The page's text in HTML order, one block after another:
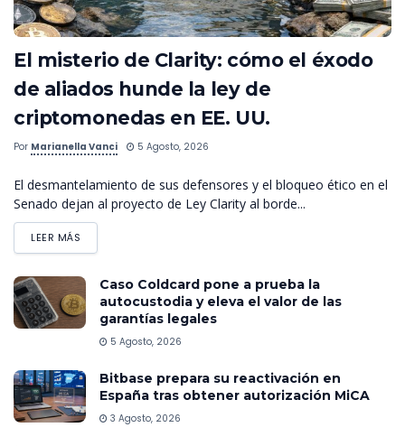
El misterio de Clarity: cómo el éxodo
de aliados hunde la ley de
criptomonedas en EE. UU.
Por Marianella Vanci 5 Agosto, 2026
El desmantelamiento de sus defensores y el bloqueo ético en el
Senado dejan al proyecto de Ley Clarity al borde...
LEER MÁS
Caso Coldcard pone a prueba la
autocustodia y eleva el valor de las
garantías legales
5 Agosto, 2026
Bitbase prepara su reactivación en
España tras obtener autorización MiCA
3 Agosto, 2026